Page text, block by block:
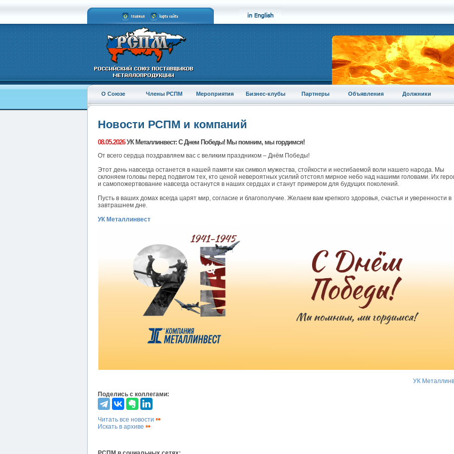
О Союзе Члены РСПМ Мероприятия Бизнес-клубы Партнеры Объявления Должники
Новости РСПМ и компаний
08.05.2026УК Металлинвест: С Днем Победы! Мы помним, мы гордимся!
От всего сердца поздравляем вас с великим праздником – Днём Победы!
Этот день навсегда останется в нашей памяти как символ мужества, стойкости и несгибаемой воли нашего народа. Мы
склоняем головы перед подвигом тех, кто ценой невероятных усилий отстоял мирное небо над нашими головами. Их
и самопожертвование навсегда останутся в наших сердцах и станут примером для будущих поколений.
Пусть в ваших домах всегда царят мир, согласие и благополучие. Желаем вам крепкого здоровья, счастья и уверенности в
завтрашнем дне.
УК Металлинвест
УК
Поделись с коллегами:
Читать все новости
Искать в архиве